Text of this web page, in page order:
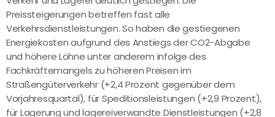
Preissteigerungen betreffen fast alle
Verkehrsdienstleistungen. So haben die gestiegenen
Energiekosten aufgrund des Anstiegs der CO2-Abgabe
und höhere Löhne unter anderem infolge des
Fachkräftemangels zu höheren Preisen im
Straßengüterverkehr (+2,4 Prozent gegenüber dem
Vorjahresquartal), für Speditionsleistungen (+2,9 Prozent),
für Lagerung und lagereiverwandte Dienstleistungen (+2,8